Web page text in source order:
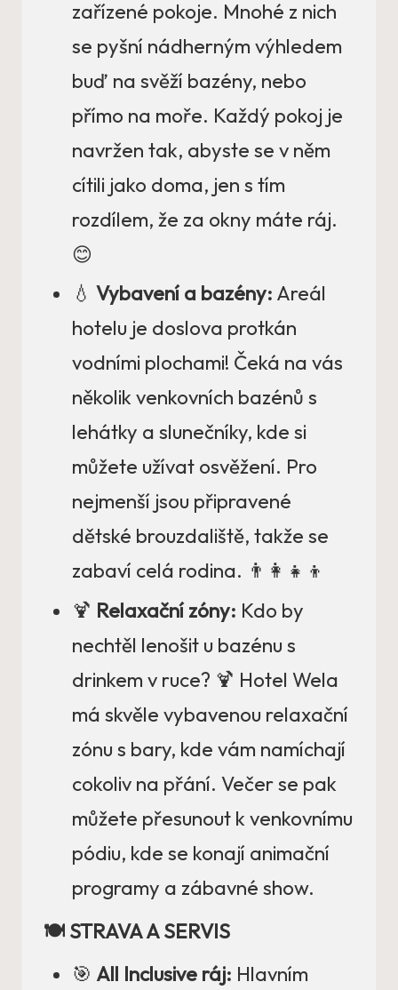
zařízené pokoje. Mnohé z nich
se pyšní nádherným výhledem
buď na svěží bazény, nebo
přímo na moře. Každý pokoj je
navržen tak, abyste se v něm
cítili jako doma, jen s tím
rozdílem, že za okny máte ráj.
😊
💧 Vybavení a bazény: Areál
hotelu je doslova protkán
vodními plochami! Čeká na vás
několik venkovních bazénů s
lehátky a slunečníky, kde si
můžete užívat osvěžení. Pro
nejmenší jsou připravené
dětské brouzdaliště, takže se
zabaví celá rodina. 👨‍👩‍👧‍👦
🍹 Relaxační zóny: Kdo by
nechtěl lenošit u bazénu s
drinkem v ruce? 🍹 Hotel Wela
má skvěle vybavenou relaxační
zónu s bary, kde vám namíchají
cokoliv na přání. Večer se pak
můžete přesunout k venkovnímu
pódiu, kde se konají animační
programy a zábavné show.
🍽️ STRAVA A SERVIS
🎯 All Inclusive ráj: Hlavním